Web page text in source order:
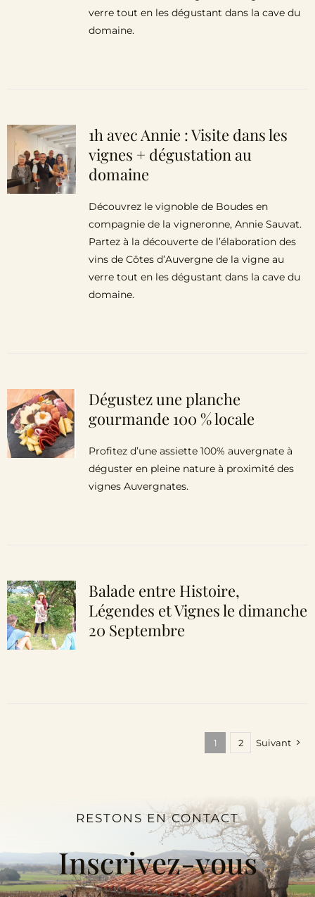
verre tout en les dégustant dans la cave du
domaine.
1h avec Annie : Visite dans les
vignes + dégustation au
domaine
Découvrez le vignoble de Boudes en
compagnie de la vigneronne, Annie Sauvat.
Partez à la découverte de l’élaboration des
vins de Côtes d’Auvergne de la vigne au
verre tout en les dégustant dans la cave du
domaine.
Dégustez une planche
gourmande 100 % locale
Profitez d’une assiette 100% auvergnate à
déguster en pleine nature à proximité des
vignes Auvergnates.
Balade entre Histoire,
Légendes et Vignes le dimanche
20 Septembre
1 2 Suivant
RESTONS EN CONTACT
Inscrivez-vous